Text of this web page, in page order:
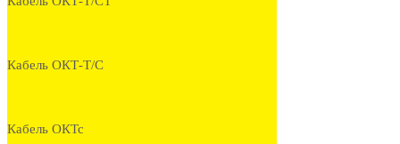
Кабель ОКТ-Т/С
Кабель ОКТс